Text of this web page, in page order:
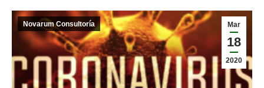
Mar
18
2020
Novarum Consultoría